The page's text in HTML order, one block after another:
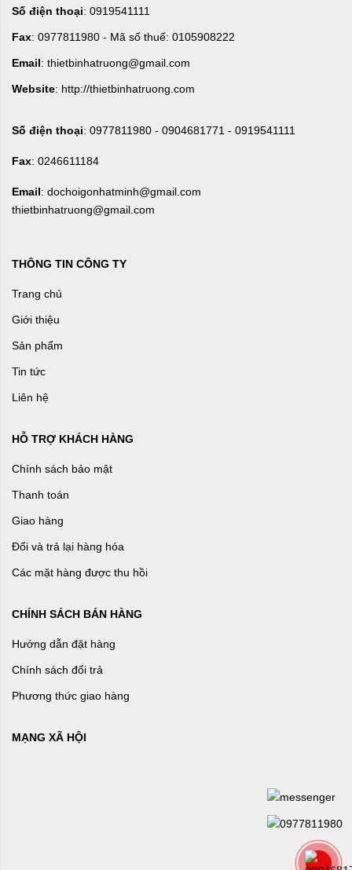
Số điện thoại: 0919541111
Fax: 0977811980 - Mã số thuế: 0105908222
Email: thietbinhatruong@gmail.com
Website: http://thietbinhatruong.com
Số điện thoại: 0977811980 - 0904681771 - 0919541111
Fax: 0246611184
Email: dochoigonhatminh@gmail.com
thietbinhatruong@gmail.com
THÔNG TIN CÔNG TY
Trang chủ
Giới thiệu
Sản phẩm
Tin tức
Liên hệ
HỖ TRỢ KHÁCH HÀNG
Chính sách bảo mật
Thanh toán
Giao hàng
Đổi và trả lại hàng hóa
Các mặt hàng được thu hồi
CHÍNH SÁCH BÁN HÀNG
Hướng dẫn đặt hàng
Chính sách đổi trả
Phương thức giao hàng
MẠNG XÃ HỘI